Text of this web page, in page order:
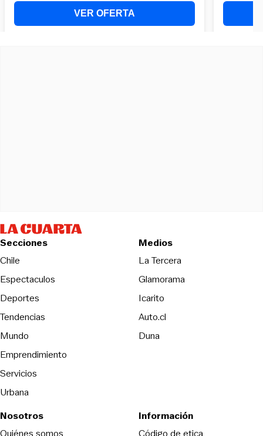
Secciones
Chile
Espectaculos
Deportes
Tendencias
Mundo
Emprendimiento
Servicios
Urbana
Medios
La TerceraOpens in new
Glamorama
Icarito
Auto.cl
DunaOpens in new window
Nosotros
Información